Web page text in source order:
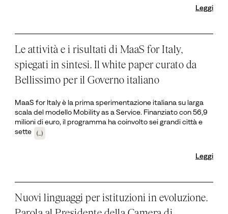
Leggi
Le attività e i risultati di MaaS for Italy,
spiegati in sintesi. Il white paper curato da
Bellissimo per il Governo italiano
MaaS for Italy è la prima sperimentazione italiana su larga
scala del modello Mobility as a Service. Finanziato con 56,9
milioni di euro, il programma ha coinvolto sei grandi città e
sette
(...)
Leggi
Nuovi linguaggi per istituzioni in evoluzione.